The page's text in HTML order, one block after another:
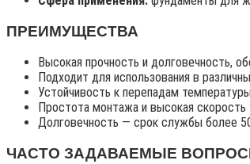
ПРЕИМУЩЕСТВА
Высокая прочность и долговечность,
Подходит для использования в
Устойчивость к перепадам
Простота монтажа и высокая скорость
Долговечность — срок службы более
ЧАСТО ЗАДАВАЕМЫЕ